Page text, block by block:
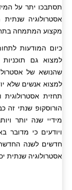
תסתבכו יתר על
אסטרולוגיה
מקצוע המתמחה
כיום המודעות
למצוא גם תוכניות
שהנושא של
למצוא אנשים שלא
תחזית
הורוסקופ שנתי זה
מידיי שנה יותר
ויודעים כי מדובר
חדשים לשנה
אסטרולוגיה שנתית